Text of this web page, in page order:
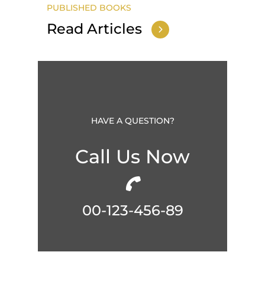
PUBLISHED BOOKS
Read Articles
HAVE A QUESTION?
Call Us Now
00-123-456-89